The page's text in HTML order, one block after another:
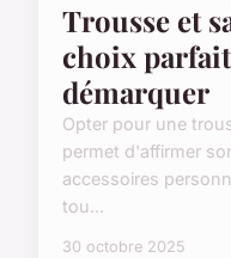
Trousse et
choix
démarquer
Opter pour une
permet d'affirmer
accessoires
tou...
30 octobre 2025